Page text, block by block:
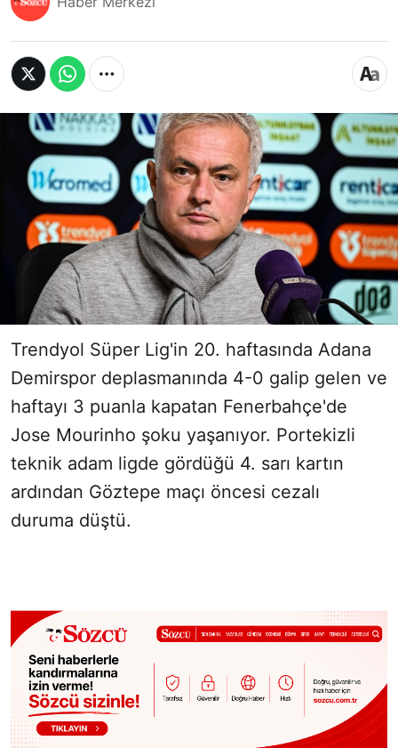
Trendyol Süper Lig'in 20. haftasında Adana
Demirspor deplasmanında 4-0 galip gelen ve
haftayı 3 puanla kapatan Fenerbahçe'de
Jose Mourinho şoku yaşanıyor. Portekizli
teknik adam ligde gördüğü 4. sarı kartın
ardından Göztepe maçı öncesi cezalı
duruma düştü.